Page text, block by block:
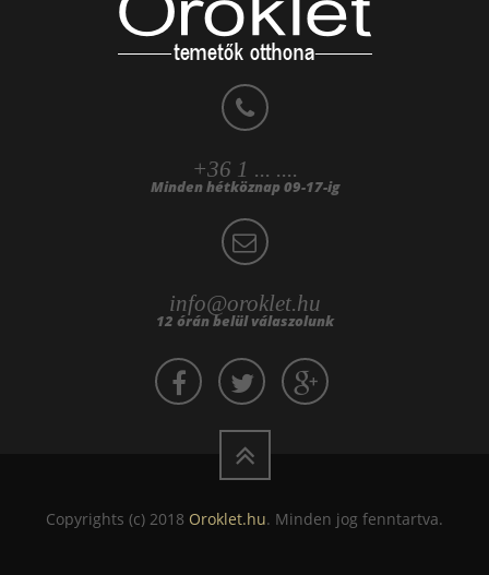
+36 1 ... ....
Minden hétköznap 09-17-ig
info@oroklet.hu
12 órán belül válaszolunk
Copyrights (c) 2018 Oroklet.hu. Minden jog fenntartva.